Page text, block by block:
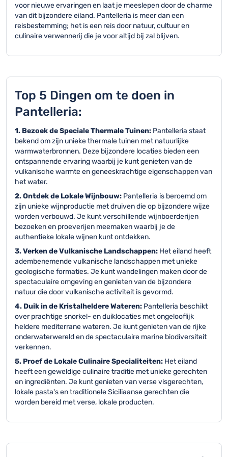
voor nieuwe ervaringen en laat je meeslepen door de charme
van dit bijzondere eiland. Pantelleria is meer dan een
reisbestemming; het is een reis door natuur, cultuur en
culinaire verwennerij die je voor altijd bij zal blijven.
Top 5 Dingen om te doen in
Pantelleria:
1. Bezoek de Speciale Thermale Tuinen: Pantelleria staat
bekend om zijn unieke thermale tuinen met natuurlijke
warmwaterbronnen. Deze bijzondere locaties bieden een
ontspannende ervaring waarbij je kunt genieten van de
vulkanische warmte en geneeskrachtige eigenschappen van
het water.
2. Ontdek de Lokale Wijnbouw: Pantelleria is beroemd om
zijn unieke wijnproductie met druiven die op bijzondere wijze
worden verbouwd. Je kunt verschillende wijnboerderijen
bezoeken en proeverijen meemaken waarbij je de
authentieke lokale wijnen kunt ontdekken.
3. Verken de Vulkanische Landschappen: Het eiland heeft
adembenemende vulkanische landschappen met unieke
geologische formaties. Je kunt wandelingen maken door de
spectaculaire omgeving en genieten van de bijzondere
natuur die door vulkanische activiteit is gevormd.
4. Duik in de Kristalheldere Wateren: Pantelleria beschikt
over prachtige snorkel- en duiklocaties met ongelooflijk
heldere mediterrane wateren. Je kunt genieten van de rijke
onderwaterwereld en de spectaculaire marine biodiversiteit
verkennen.
5. Proef de Lokale Culinaire Specialiteiten: Het eiland
heeft een geweldige culinaire traditie met unieke gerechten
en ingrediënten. Je kunt genieten van verse visgerechten,
lokale pasta's en traditionele Siciliaanse gerechten die
worden bereid met verse, lokale producten.